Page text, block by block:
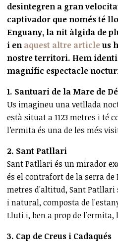
desintegren a gran
captivador que només té
Enguany, la nit àlgida de
i en aquest altre articleus
nostre territori. Hem
magnífic espectacle
1. Santuari de la Mare de
Us imagineu una vetllada
està situat a 1123 metres i té
l’ermita és una de les més
2. Sant Patllari
Sant Patllari és un mirador
és el contrafort de la serra
metres d'altitud, Sant Patllari
i natural, composta de
Lluti i, ben a prop de l'ermita,
3. Cap de Creus i Cadaqués